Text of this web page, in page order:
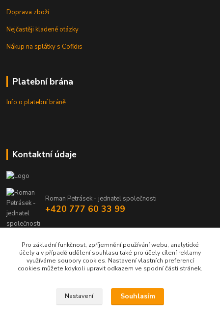
Doprava zboží
Nejčastěji kladené otázky
Nákup na splátky s Cofidis
Platební brána
Info o platební bráně
Kontaktní údaje
Roman Petrásek - jednatel společnosti
+420 777 60 33 99
Upravit sběr cookies.
Pro základní funkčnost, zpříjemnění používání webu, analytické
účely a v případě udělení souhlasu také pro účely cílení reklamy
využíváme soubory cookies. Nastavení vlastních preferencí
cookies můžete kdykoli upravit odkazem ve spodní části stránek.
Nastavení Souhlasím